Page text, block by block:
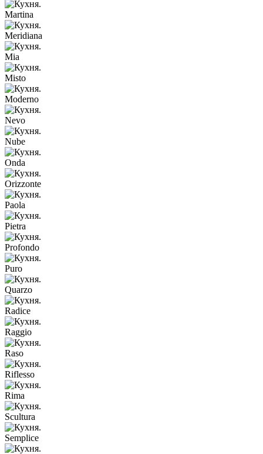
Martina
Meridiana
Mia
Misto
Moderno
Nevo
Nube
Onda
Orizzonte
Paola
Pietra
Profondo
Puro
Quarzo
Radice
Raggio
Raso
Riflesso
Rima
Scultura
Semplice